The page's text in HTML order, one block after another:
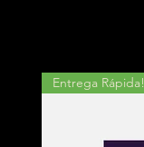
Entrega Rápida!